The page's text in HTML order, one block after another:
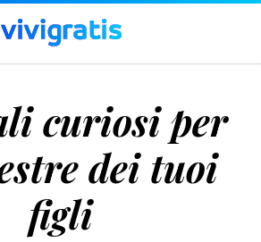
Viaggi Hot Regali
curiosi per
dei tuoi
figli